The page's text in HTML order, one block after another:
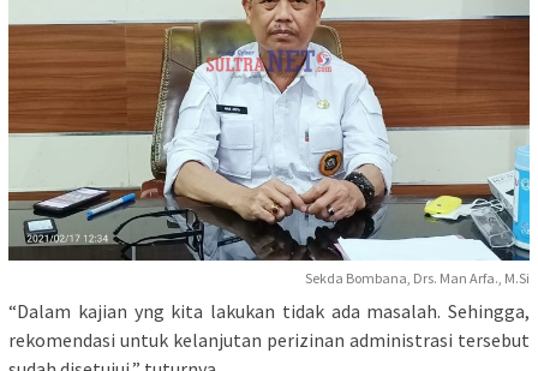
Sekda Bombana, Drs. Man Arfa., M.Si
“Dalam kajian yng kita lakukan tidak ada masalah. Sehingga,
rekomendasi untuk kelanjutan perizinan administrasi tersebut